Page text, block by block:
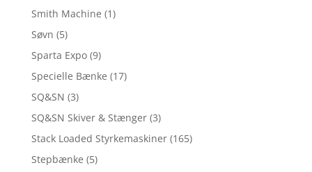
Smith Machine (1)
Søvn (5)
Sparta Expo (9)
Specielle Bænke (17)
SQ&SN (3)
SQ&SN Skiver & Stænger (3)
Stack Loaded Styrkemaskiner (165)
Stepbænke (5)